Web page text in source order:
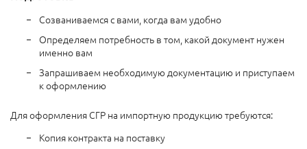
Созваниваемся с вами, когда вам удобно
Определяем потребность в том, какой документ нужен
именно вам
Запрашиваем необходимую документацию и приступаем
к оформлению
Для оформления СГР на импортную продукцию требуются:
Копия контракта на поставку